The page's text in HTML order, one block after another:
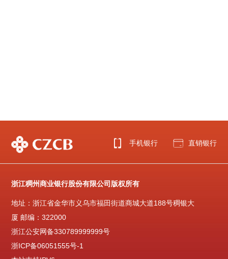
手机银行 直销银行
浙江稠州商业银行股份有限公司版权所有
地址：浙江省金华市义乌市福田街道商城大道188号稠银大
厦 邮编：322000
浙江公安网备330789999999号
浙ICP备06051555号-1